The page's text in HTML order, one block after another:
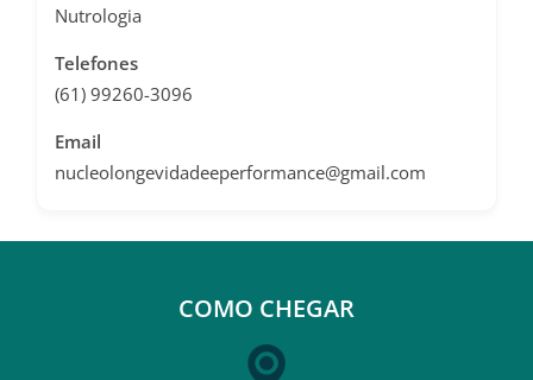
Nutrologia
Telefones
(61) 99260-3096
Email
nucleolongevidadeeperformance@gmail.com
COMO CHEGAR